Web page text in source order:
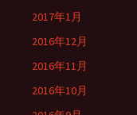
2017年1月
2016年12月
2016年11月
2016年10月